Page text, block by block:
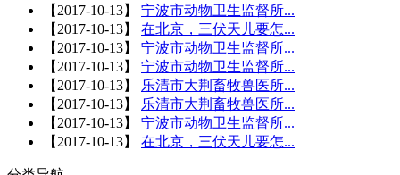
【 2017-10-13】 宁波市动物卫生监督所...
【 2017-10-13】 在北京，三伏天儿要怎...
【 2017-10-13】 宁波市动物卫生监督所...
【 2017-10-13】 宁波市动物卫生监督所...
【 2017-10-13】
乐清市大荆畜牧兽医所...
【 2017-10-13】
乐清市大荆畜牧兽医所...
【 2017-10-13】 宁波市动物卫生监督所...
【 2017-10-13】 在北京，三伏天儿要怎...